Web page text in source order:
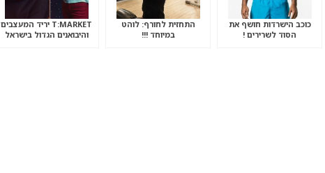
כוכב הישרדות חושף את
הסוד לשרירים !
התחזית לחורף: לוהט
במיוחד !!!
T:MARKET יריד המעצבים
והיבואנים הגדול בישראל